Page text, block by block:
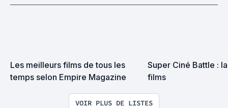
Les meilleurs films de tous les
temps selon Empire Magazine
Super Ciné Battle :
films
VOIR PLUS DE LISTES